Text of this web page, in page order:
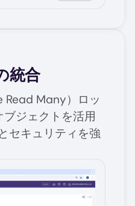
統合
Read Many）ロッ
ジェクトを活用
セキュリティを強